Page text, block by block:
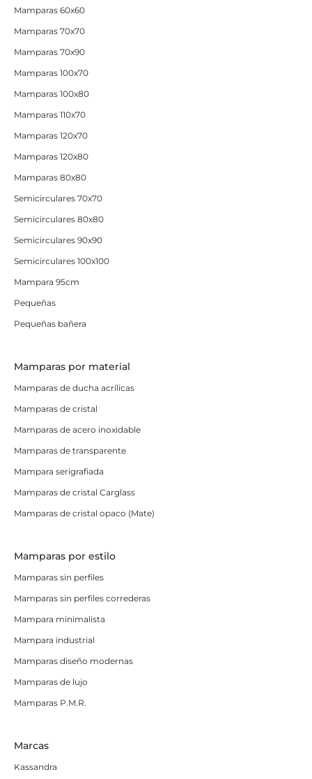
Mamparas 60x60
Mamparas 70x70
Mamparas 70x90
Mamparas 100x70
Mamparas 100x80
Mamparas 110x70
Mamparas 120x70
Mamparas 120x80
Mamparas 80x80
Semicirculares 70x70
Semicirculares 80x80
Semicirculares 90x90
Semicirculares 100x100
Mampara 95cm
Pequeñas
Pequeñas bañera
Mamparas por material
Mamparas de ducha acrílicas
Mamparas de cristal
Mamparas de acero inoxidable
Mamparas de transparente
Mampara serigrafiada
Mamparas de cristal Carglass
Mamparas de cristal opaco (Mate)
Mamparas por estilo
Mamparas sin perfiles
Mamparas sin perfiles correderas
Mampara minimalista
Mampara industrial
Mamparas diseño modernas
Mamparas de lujo
Mamparas P.M.R.
Marcas
Kassandra